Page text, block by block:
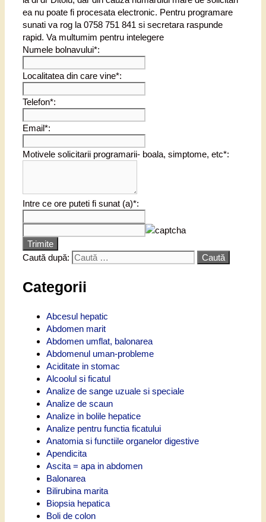
ea nu poate fi procesata electronic. Pentru programare
sunati va rog la 0758 751 841 si secretara raspunde
rapid. Va multumim pentru intelegere
Numele bolnavului*:
Localitatea din care vine*:
Telefon*:
Email*:
Motivele solicitarii programarii- boala, simptome, etc*:
Intre ce ore puteti fi sunat (a)*:
Trimite
Caută după:
Categorii
Abcesul hepatic
Abdomen marit
Abdomen umflat, balonarea
Abdomenul uman-probleme
Aciditate in stomac
Alcoolul si ficatul
Analize de sange uzuale si speciale
Analize de scaun
Analize in bolile hepatice
Analize pentru functia ficatului
Anatomia si functiile organelor digestive
Apendicita
Ascita = apa in abdomen
Balonarea
Bilirubina marita
Biopsia hepatica
Boli de colon